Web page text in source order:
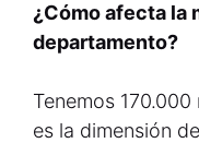
¿Cómo afecta la
departamento?
Tenemos
es la dimensión